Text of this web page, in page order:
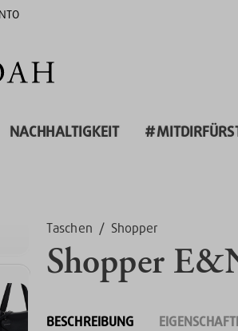
NACHHALTIGKEIT
Taschen / Shopper
Shopper
BESCHREIBUNG